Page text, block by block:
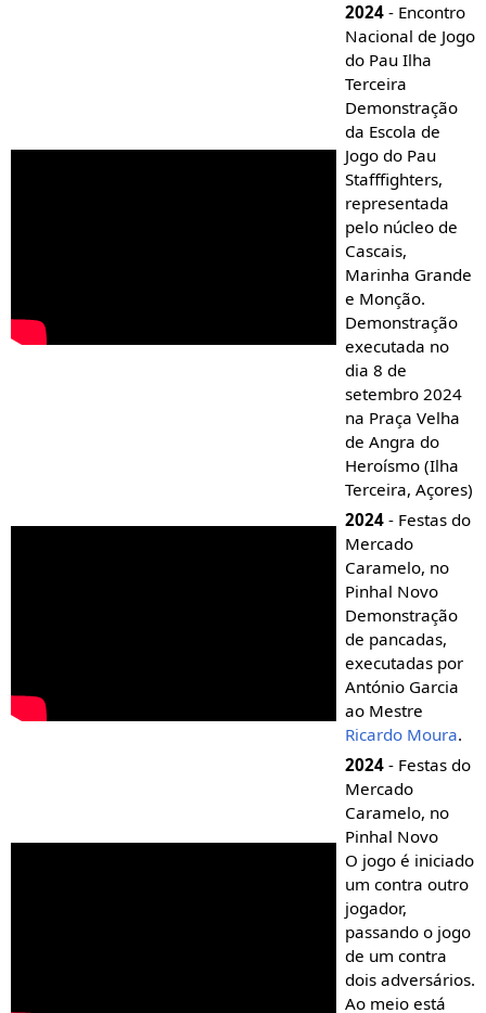
2024- Encontro
Nacional de Jogo
do Pau Ilha
Terceira
Demonstração
da Escola de
Jogo do Pau
Stafffighters,
representada
pelo núcleo de
Cascais,
Marinha Grande
e Monção.
Demonstração
executada no
dia 8 de
setembro 2024
na Praça Velha
de Angra do
Heroísmo (Ilha
Terceira, Açores)
2024- Festas do
Mercado
Caramelo, no
Pinhal Novo
Demonstração
de pancadas,
executadas por
António Garcia
ao Mestre
Ricardo Moura.
2024- Festas do
Mercado
Caramelo, no
Pinhal Novo
O jogo é iniciado
um contra outro
jogador,
passando o jogo
de um contra
dois adversários.
Ao meio está